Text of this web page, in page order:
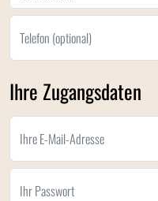
Telefon (optional)
Ihre Zugangsdaten
Ihre E-Mail-Adresse
Ihr Passwort